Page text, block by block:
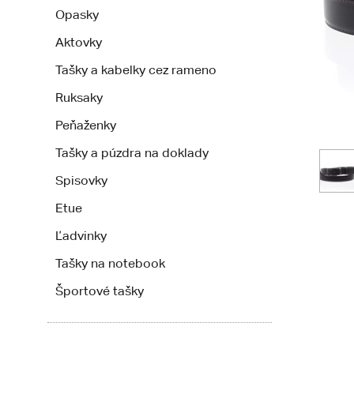
Opasky
Aktovky
Tašky a kabelky cez rameno
Ruksaky
Peňaženky
Tašky a púzdra na doklady
Spisovky
Etue
Ľadvinky
Tašky na notebook
Športové tašky